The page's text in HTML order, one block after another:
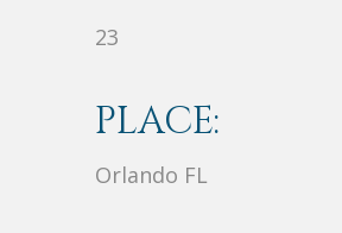
23
PLACE:
Orlando FL